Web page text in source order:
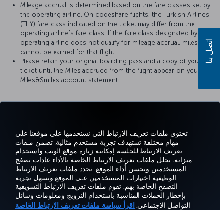
تحتوي ملفات تعريف الارتباط التي نستخدمها على موقعنا على
مهام مختلفة تستهدف تجربة مستخدم مثالية. تضمن ملفات
تعريف الارتباط للجلسة إمكانية زيارة موقع الويب واستخدام
ميزاته. تحلل ملفات تعريف الارتباط الخاصة بالأداء عادات تصفح
المستخدمين وتحسن أداء الموقع. تحدد ملفات تعريف الارتباط
الوظيفية اختيارات المستخدمين على الموقع وتسهل تجربة
التصفح الخاصة بهم. تقوم ملفات تعريف الارتباط التسويقية
بإخطار الحملات المناسبة باستخدام الترويج ومعلومات وسائل
التواصل الاجتماعي. اقرأ سياسة ملفات تعريف الارتباط الخاصة
Mileage accrual is determined based on the fare classes set by
the operating airline. On codeshare flights, the Turkish Airlines
(THY) fare class indicated on the ticket may differ from the
operating airline’s fare class. If the fare class designated by the
operating airline does not qualify for mileage accrual, miles
cannot be earned for that flight.
Please retain your original boarding pass and a copy of your
ticket until the Miles accrued from the flight appear on your
Miles&Smiles account statement.
Facebook
TwitterInstagram
YouTubeLinkedIn
تيك توك
BlogPinterest
الحجز
والإدارة
خبرة
العروض
والوجهات
مساعدة MILES&SMILES
CORPORATE
CLUB
اتصل بنا